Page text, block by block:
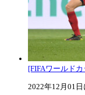
[FIFAワールド
2022年12月01